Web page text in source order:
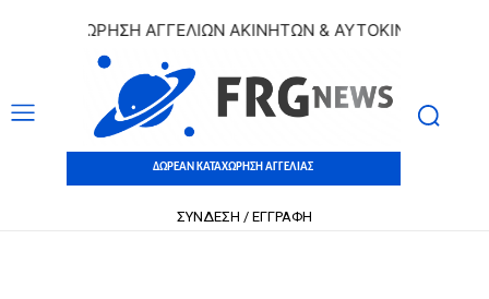
ΑΓΓΕΛΙΩΝ ΑΚΙΝΗΤΩΝ & ΑΥΤΟΚΙΝΗΤΩΝ |
ΔΩΡΕΑΝ ΚΑΤΑΧΩΡΗΣΗ ΑΓΓΕΛΙΑΣ
ΣΥΝΔΕΣΗ / ΕΓΓΡΑΦΗ